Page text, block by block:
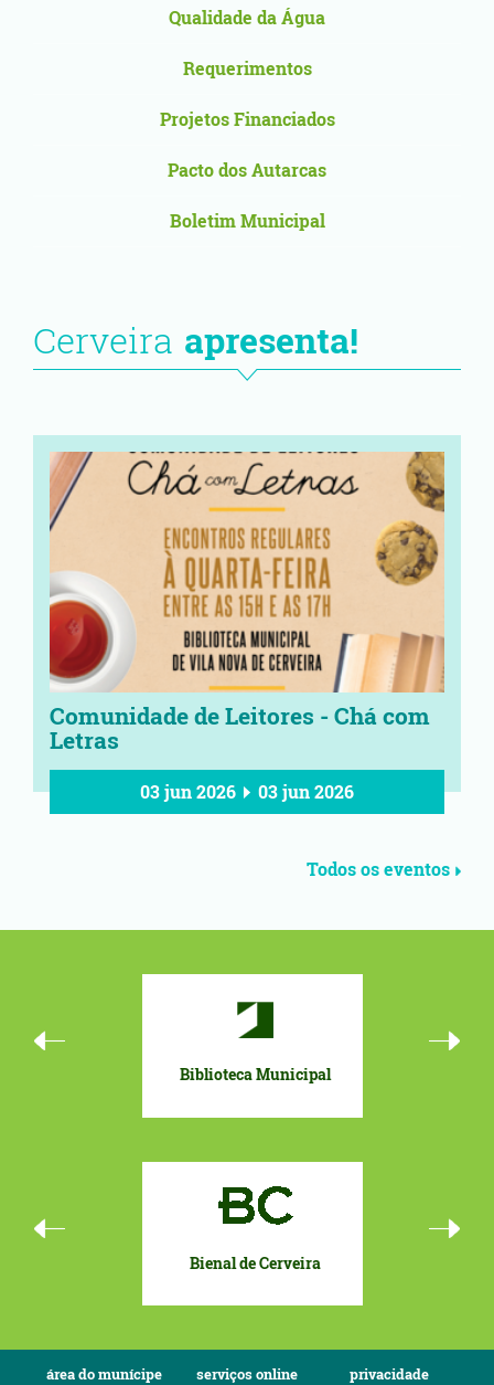
Qualidade da Água
Requerimentos
Projetos Financiados
Pacto dos Autarcas
Boletim Municipal
Cerveira apresenta!
Comunidade de Leitores - Chá com
Letras
03 jun 2026 03 jun 2026
Todos os eventos
Biblioteca Municipal
Bienal de Cerveira
área do munícipe serviços online privacidade